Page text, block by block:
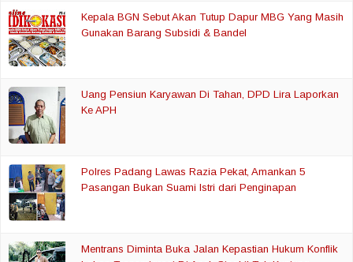
Kepala BGN Sebut Akan Tutup Dapur MBG Yang Masih
Gunakan Barang Subsidi & Bandel
Uang Pensiun Karyawan Di Tahan, DPD Lira Laporkan
Ke APH
Polres Padang Lawas Razia Pekat, Amankan 5
Pasangan Bukan Suami Istri dari Penginapan
Mentrans Diminta Buka Jalan Kepastian Hukum Konflik